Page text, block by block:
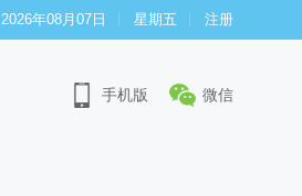
2026年08月07日 星期五 注册
手机版 微信